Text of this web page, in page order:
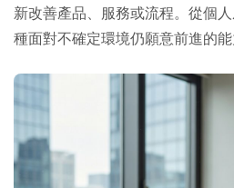
新改善產品、服務或流程。從個
種面對不確定環境仍願意前進的能